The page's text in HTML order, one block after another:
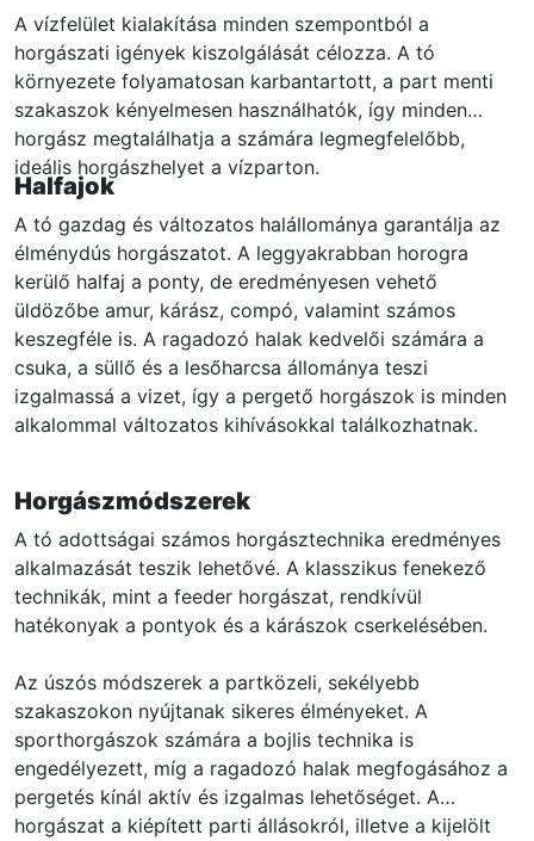
A vízfelület kialakítása minden szempontból a
horgászati igények kiszolgálását célozza. A tó
környezete folyamatosan karbantartott, a part menti
szakaszok kényelmesen használhatók, így minden
horgász megtalálhatja a számára legmegfelelőbb,
ideális horgászhelyet a vízparton.
Halfajok
A tó gazdag és változatos halállománya garantálja az
élménydús horgászatot. A leggyakrabban horogra
kerülő halfaj a ponty, de eredményesen vehető
üldözőbe amur, kárász, compó, valamint számos
keszegféle is. A ragadozó halak kedvelői számára a
csuka, a süllő és a lesőharcsa állománya teszi
izgalmassá a vizet, így a pergető horgászok is minden
alkalommal változatos kihívásokkal találkozhatnak.
Horgászmódszerek
A tó adottságai számos horgásztechnika eredményes
alkalmazását teszik lehetővé. A klasszikus fenekező
technikák, mint a feeder horgászat, rendkívül
hatékonyak a pontyok és a kárászok cserkelésében.
Az úszós módszerek a partközeli, sekélyebb
szakaszokon nyújtanak sikeres élményeket. A
sporthorgászok számára a bojlis technika is
engedélyezett, míg a ragadozó halak megfogásához a
pergetés kínál aktív és izgalmas lehetőséget. A
horgászat a kiépített parti állásokról, illetve a kijelölt